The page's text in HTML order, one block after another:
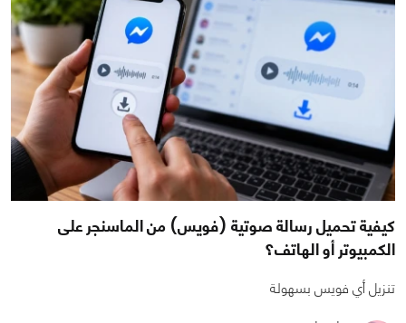
كيفية تحميل رسالة صوتية (فويس) من الماسنجر على
الكمبيوتر أو الهاتف؟
تنزيل أي فويس بسهولة